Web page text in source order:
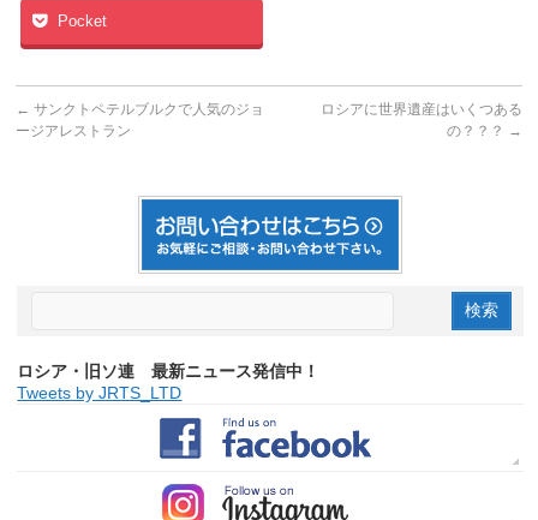
Pocket
← サンクトペテルブルクで人気のジョ
ージアレストラン
ロシアに世界遺産はいくつある
の？？？ →
ロシア・旧ソ連 最新ニュース発信中！
Tweets by JRTS_LTD